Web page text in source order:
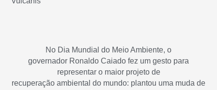
No Dia Mundial do Meio Ambiente, o
governador Ronaldo Caiado fez um gesto para
representar o maior projeto de
recuperação ambiental do mundo: plantou uma muda de